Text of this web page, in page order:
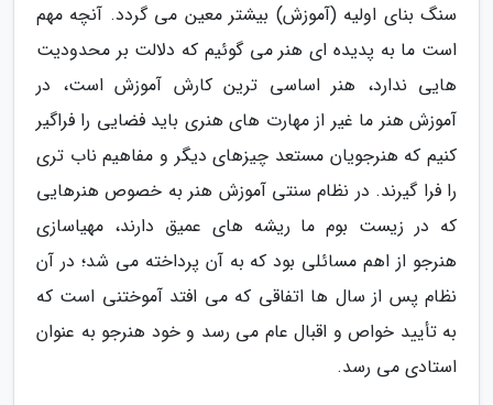
سنگ بنای اولیه (آموزش) بیشتر معین می گردد. آنچه مهم
است ما به پدیده ای هنر می گوئیم که دلالت بر محدودیت
هایی ندارد، هنر اساسی ترین کارش آموزش است، در
آموزش هنر ما غیر از مهارت های هنری باید فضایی را فراگیر
کنیم که هنرجویان مستعد چیزهای دیگر و مفاهیم ناب تری
را فرا گیرند. در نظام سنتی آموزش هنر به خصوص هنرهایی
که در زیست بوم ما ریشه های عمیق دارند، مهیاسازی
هنرجو از اهم مسائلی بود که به آن پرداخته می شد؛ در آن
نظام پس از سال ها اتفاقی که می افتد آموختنی است که
به تأیید خواص و اقبال عام می رسد و خود هنرجو به عنوان
استادی می رسد.